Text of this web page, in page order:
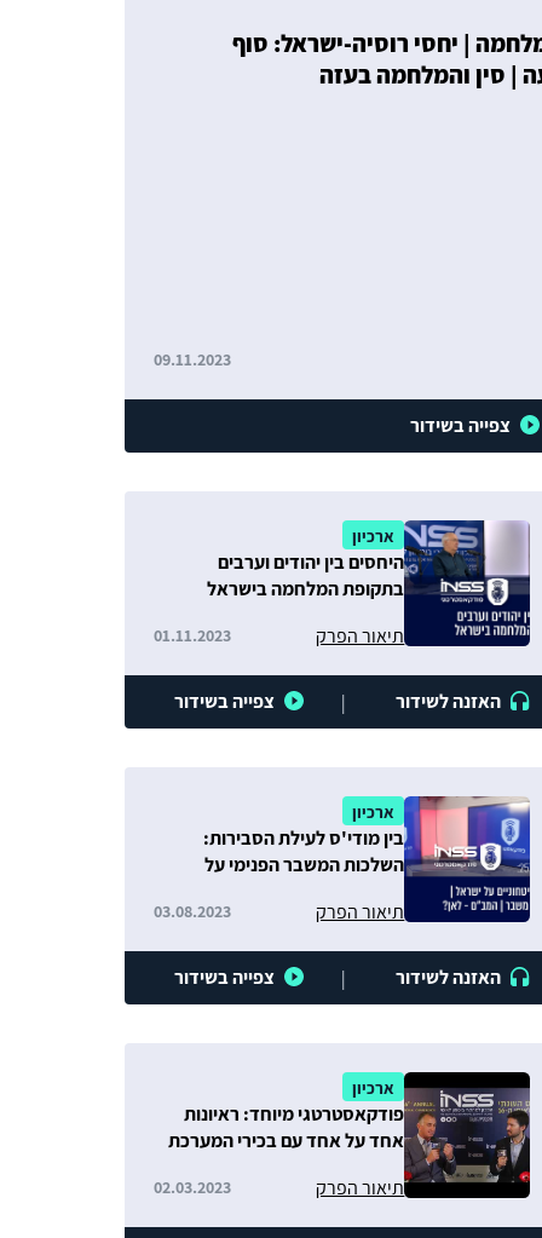
267: כלכלת מלחמה | יחסי רוסיה-ישראל: סוף
| סין והמלחמה בעזה
09.11.2023
צפייה בשידור
ארכיון
היחסים בין יהודים וערבים
בתקופת המלחמה בישראל
תיאור הפרק
01.11.2023
האזנה לשידור | צפייה בשידור
ארכיון
בין מודי'ס לעילת הסבירות:
השלכות המשבר הפנימי על
תיאור הפרק
03.08.2023
האזנה לשידור | צפייה בשידור
ארכיון
פודקאסטרטגי מיוחד: ראיונות
אחד על אחד עם בכירי המערכת
הביטחונית והפוליטית
תיאור הפרק
02.03.2023